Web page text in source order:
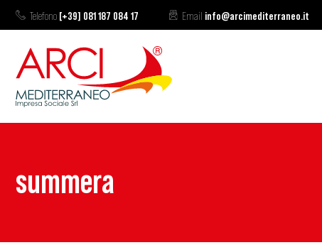
Telefono [+39] 081 187 084 17 Email info@arcimediterraneo.it
summera